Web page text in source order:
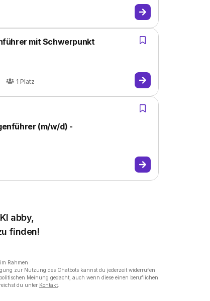
mit Schwerpunkt
1 Platz
(m/w/d) -
abby,
finden!
Rahmen
zur Nutzung des Chatbots kannst du jederzeit widerrufen.
Meinung gedacht, auch wenn diese einen beruflichen
du unter Kontakt